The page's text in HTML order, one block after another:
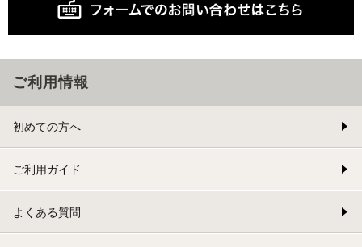
ご利用情報
初めての方へ
ご利用ガイド
よくある質問